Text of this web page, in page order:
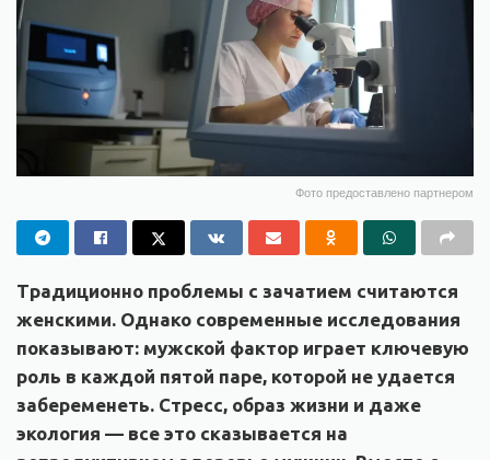
Фото предоставлено партнером
Традиционно проблемы с зачатием считаются
женскими. Однако современные исследования
показывают: мужской фактор играет ключевую
роль в каждой пятой паре, которой не удается
забеременеть. Стресс, образ жизни и даже
экология — все это сказывается на